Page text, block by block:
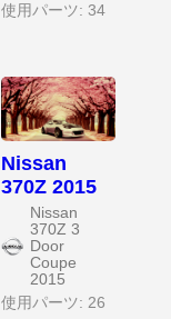
使用パーツ: 34
Nissan
370Z 2015
Nissan
370Z 3
Door
Coupe
2015
使用パーツ: 26